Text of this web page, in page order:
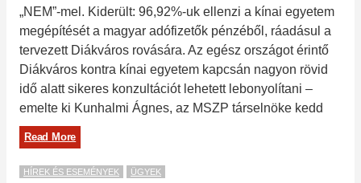
„NEM”-mel. Kiderült: 96,92%-uk ellenzi a kínai egyetem
megépítését a magyar adófizetők pénzéből, ráadásul a
tervezett Diákváros rovására. Az egész országot érintő
Diákváros kontra kínai egyetem kapcsán nagyon rövid
idő alatt sikeres konzultációt lehetett lebonyolítani –
emelte ki Kunhalmi Ágnes, az MSZP társelnöke kedd
Read More
HÍREK ÉS ESEMÉNYEK ÜGYEK